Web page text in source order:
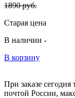
1890руб.
Старая цена
В наличии -
В корзину
При заказе сегодня
почтой России,